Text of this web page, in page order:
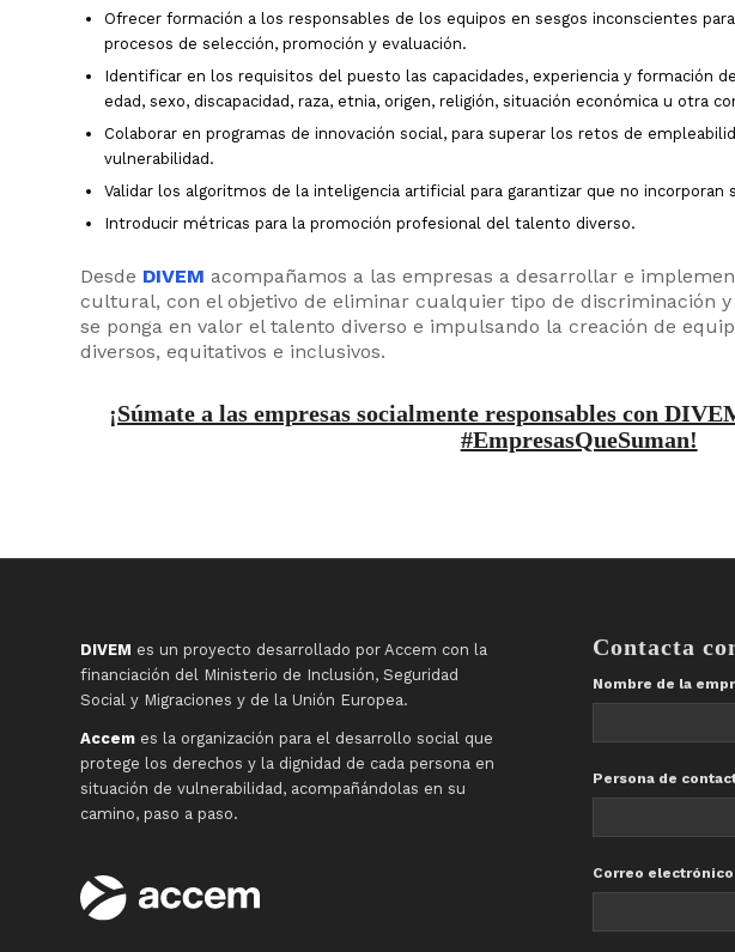
Ofrecer formación a los responsables de los equipos en sesgos inconscientes
procesos de selección, promoción y evaluación.
Identificar en los requisitos del puesto las capacidades, experiencia y formación
edad, sexo, discapacidad, raza, etnia, origen, religión, situación económica u otra
Colaborar en programas de innovación social, para superar los retos de
vulnerabilidad.
Validar los algoritmos de la inteligencia artificial para garantizar que no incorporan
Introducir métricas para la promoción profesional del talento diverso.
Desde DIVEM acompañamos a las empresas a desarrollar e
cultural, con el objetivo de eliminar cualquier tipo de discriminación
se ponga en valor el talento diverso e impulsando la creación de
diversos, equitativos e inclusivos.
¡Súmate a las empresas socialmente responsables con
#EmpresasQueSuman!
DIVEM es un proyecto desarrollado por Accem con la
financiación del Ministerio de Inclusión, Seguridad
Social y Migraciones y de la Unión Europea.
Accem es la organización para el desarrollo social que
protege los derechos y la dignidad de cada persona en
situación de vulnerabilidad, acompañándolas en su
camino, paso a paso.
Contacta
Nombre de la
Persona de
Correo electrónico